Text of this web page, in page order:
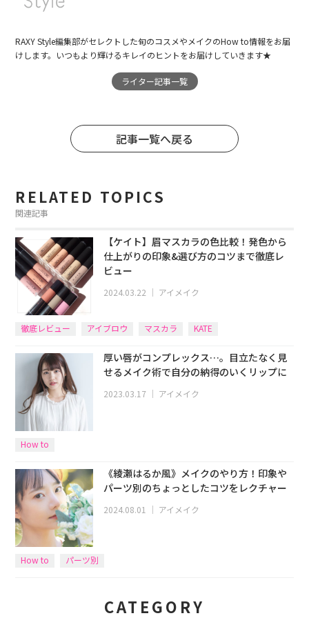
RAXY Style編集部がセレクトした旬のコスメやメイクのHow to情報をお届
けします。いつもより輝けるキレイのヒントをお届けしていきます★
ライター記事一覧
記事一覧へ戻る
RELATED TOPICS
関連記事
【ケイト】眉マスカラの色比較！発色から
仕上がりの印象&選び方のコツまで徹底レ
ビュー
2024.03.22 ｜ アイメイク
徹底レビュー アイブロウ マスカラ KATE
厚い唇がコンプレックス…。目立たなく見
せるメイク術で自分の納得のいくリップに
2023.03.17 ｜ アイメイク
How to
《綾瀬はるか風》メイクのやり方！印象や
パーツ別のちょっとしたコツをレクチャー
2024.08.01 ｜ アイメイク
How to パーツ別
CATEGORY